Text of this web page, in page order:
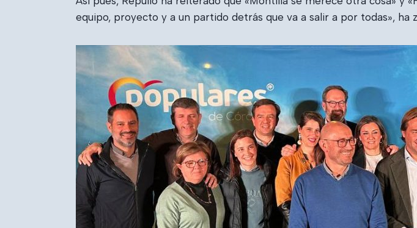
equipo, proyecto y a un partido detrás que va a salir a por todas», ha